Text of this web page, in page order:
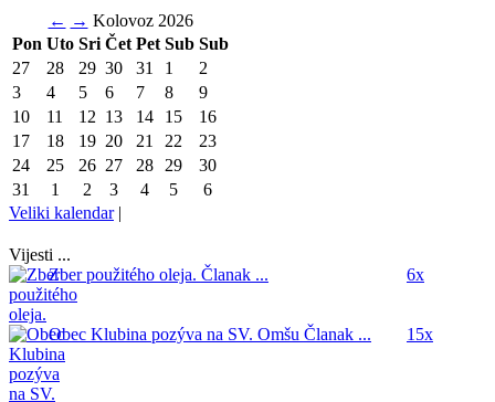
← → Kolovoz 2026
Pon Uto Sri Čet Pet Sub Sub
27
28 29 30 31 1
2
3
4 5 6 7 8
9
10
11 12 13 14 15
16
17
18 19 20 21 22
23
24
25 26 27 28 29
30
31
1 2 3 4 5
6
Veliki kalendar|
Vijesti ...
Zber použitého oleja. Članak ... 6x
Obec Klubina pozýva na SV. Omšu Članak ... 15x